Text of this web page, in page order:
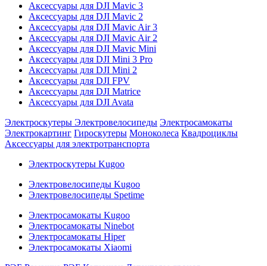
Аксессуары для DJI Mavic 3
Аксессуары для DJI Mavic 2
Аксессуары для DJI Mavic Air 3
Аксессуары для DJI Mavic Air 2
Аксессуары для DJI Mavic Mini
Аксессуары для DJI Mini 3 Pro
Аксессуары для DJI Mini 2
Аксессуары для DJI FPV
Аксессуары для DJI Matrice
Аксессуары для DJI Avata
Электроскутеры Электровелосипеды Электросамокаты
Электрокартинг Гироскутеры Моноколеса Квадроциклы
Аксессуары для электротранспорта
Электроскутеры Kugoo
Электровелосипеды Kugoo
Электровелосипеды Spetime
Электросамокаты Kugoo
Электросамокаты Ninebot
Электросамокаты Hiper
Электросамокаты Xiaomi